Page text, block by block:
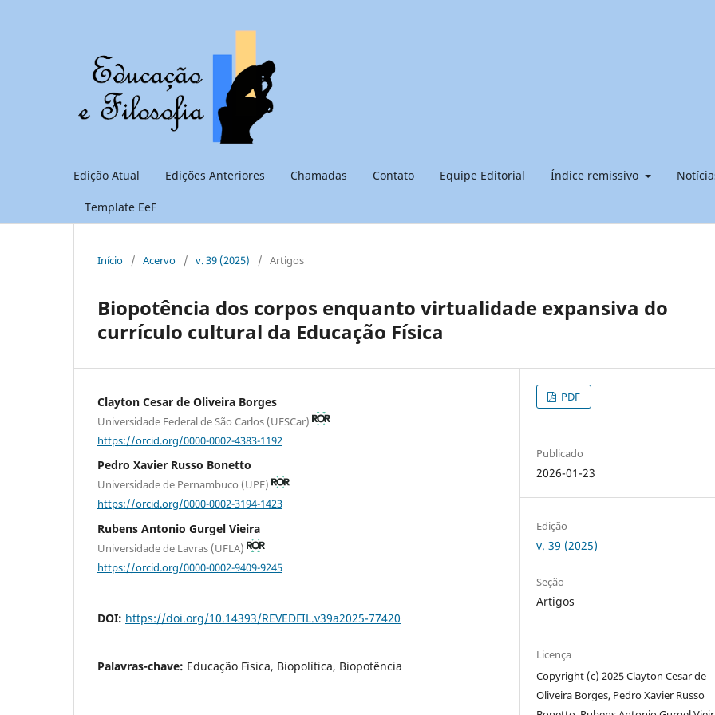
Edição Atual Edições Anteriores Chamadas Contato Equipe Editorial Índice remissivo
Template EeF
Início / Acervo / v. 39 (2025) / Artigos
Biopotência dos corpos enquanto virtualidade expansiva do
currículo cultural da Educação Física
Clayton Cesar de Oliveira Borges
Universidade Federal de São Carlos (UFSCar)
https://orcid.org/0000-0002-4383-1192
Pedro Xavier Russo Bonetto
Universidade de Pernambuco (UPE)
https://orcid.org/0000-0002-3194-1423
Rubens Antonio Gurgel Vieira
Universidade de Lavras (UFLA)
https://orcid.org/0000-0002-9409-9245
DOI: https://doi.org/10.14393/REVEDFIL.v39a2025-77420
Palavras-chave: Educação Física, Biopolítica, Biopotência
PDF
Publicado
2026-01-23
Edição
v. 39 (2025)
Seção
Artigos
Licença
Copyright (c) 2025 Clayton Cesar de
Oliveira Borges, Pedro Xavier Russo